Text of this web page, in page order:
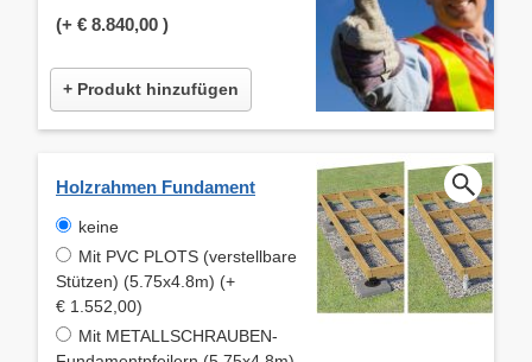
(+ € 8.840,00 )
+ Produkt hinzufügen
Holzrahmen Fundament
keine
Mit PVC PLOTS (verstellbare
Stützen) (5.75x4.8m) (+
€ 1.552,00)
Mit METALLSCHRAUBEN-